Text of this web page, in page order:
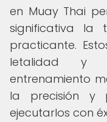
en Muay Thai
significativa la
practicante.
letalidad y
entrenamiento
la precisión y
ejecutarlos con